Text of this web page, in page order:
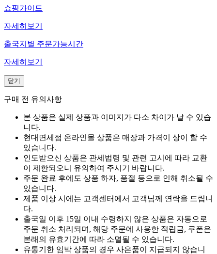
쇼핑가이드
자세히보기
출국지별 주문가능시간
자세히보기
닫기
구매 전 유의사항
본 상품은 실제 상품과 이미지가 다소 차이가 날 수 있습
니다.
현대면세점 온라인몰 상품은 매장과 가격이 상이 할 수
있습니다.
인도받으신 상품은 관세법령 및 관련 고시에 따라 교환
이 제한되오니 유의하여 주시기 바랍니다.
주문 완료 후에도 상품 하자, 품절 등으로 인해 취소될 수
있습니다.
제품 이상 시에는 고객센터에서 고객님께 연락을 드립니
다.
출국일 이후 15일 이내 수령하지 않은 상품은 자동으로
주문 취소 처리되며, 해당 주문에 사용한 적립금, 쿠폰은
본래의 유효기간에 따라 소멸될 수 있습니다.
유통기한 임박 상품의 경우 사은품이 지급되지 않습니